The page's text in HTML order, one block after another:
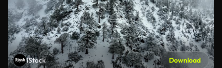
iStock Download